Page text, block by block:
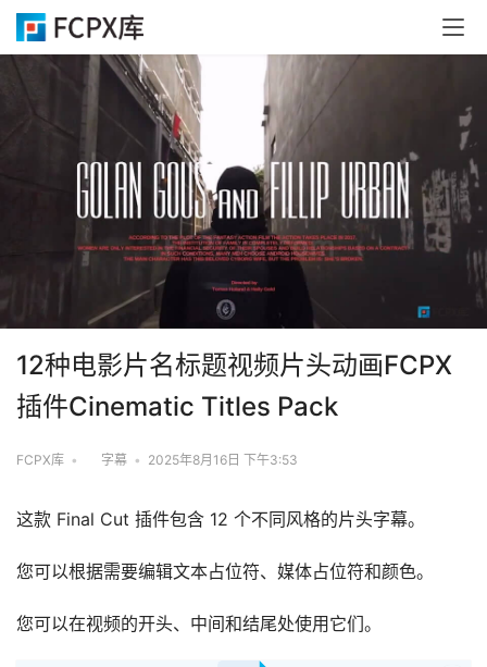
12种电影片名标题视频片头动画FCPX
插件Cinematic Titles Pack
FCPX库 • 字幕 • 2025年8月16日 下午3:53
这款 Final Cut 插件包含 12 个不同风格的片头字幕。
您可以根据需要编辑文本占位符、媒体占位符和颜色。
您可以在视频的开头、中间和结尾处使用它们。